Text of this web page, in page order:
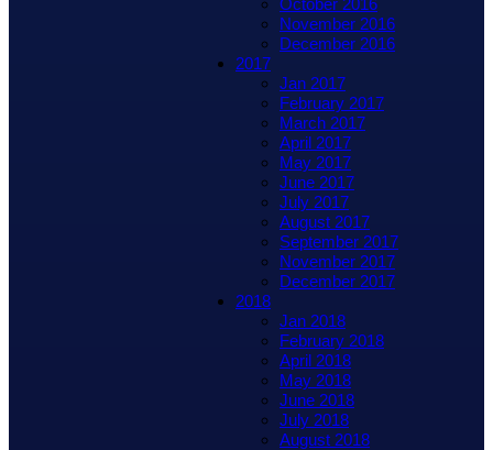
October 2016
November 2016
December 2016
2017
Jan 2017
February 2017
March 2017
April 2017
May 2017
June 2017
July 2017
August 2017
September 2017
November 2017
December 2017
2018
Jan 2018
February 2018
April 2018
May 2018
June 2018
July 2018
August 2018